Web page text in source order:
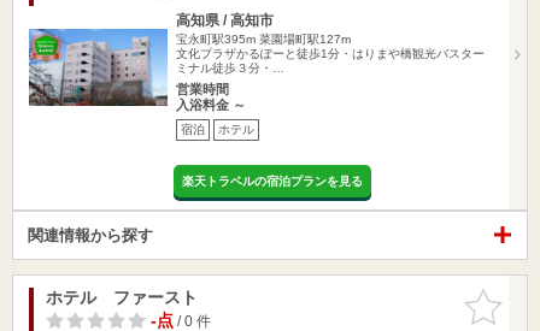
高知県 / 高知市
宝永町駅395m 菜園場町駅127m
文化プラザかるぽーと徒歩1分・はりまや橋観光バスター
ミナル徒歩３分・…
営業時間
入浴料金 ～
宿泊 ホテル
楽天トラベルの宿泊プランを見る
関連情報から探す
お気に入
りに追加
ホテル ファースト
-点/ 0 件